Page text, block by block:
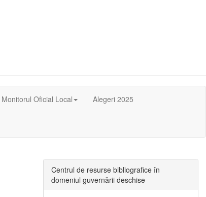
Monitorul Oficial Local Alegeri 2025
Centrul de resurse bibliografice în
domeniul guvernării deschise